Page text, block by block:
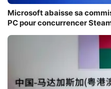
Microsoft abaisse sa
PC pour concurrencer